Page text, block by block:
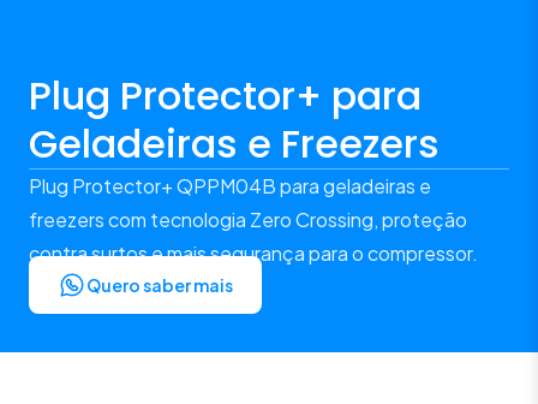
Plug Protector+ para
Geladeiras e Freezers
Plug Protector+ QPPM04B para geladeiras e
freezers com tecnologia Zero Crossing, proteção
contra surtos e mais segurança para o compressor.
Quero saber mais